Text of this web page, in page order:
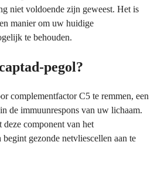
niet voldoende zijn geweest. Het is
manier om uw huidige
te behouden.
pegol?
complementfactor C5 te remmen, een
de immuunrespons van uw lichaam.
component van het
gezonde netvliescellen aan te